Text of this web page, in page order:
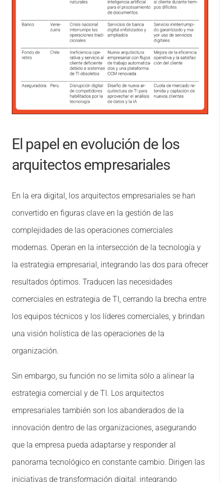
El papel en evolución de los
arquitectos empresariales
En la era digital, los arquitectos empresariales se han
convertido en figuras clave en la gestión de las
complejidades de las operaciones comerciales
modernas. Operan en la intersección de la tecnología y
la estrategia empresarial, integrando las dos para ofrecer
resultados óptimos. Traducen las necesidades
comerciales en estrategia de TI, cerrando la brecha entre
los equipos técnicos y los líderes comerciales, y brindan
una visión holística de las operaciones de la
organización.
Sin embargo, su función no se limita sólo a alinear la
estrategia comercial y de TI. Los arquitectos
empresariales también son los abanderados de la
innovación dentro de las organizaciones, asegurando
que la empresa pueda adaptarse y responder al
panorama tecnológico en constante cambio. Dirigen las
iniciativas de transformación digital, integrando